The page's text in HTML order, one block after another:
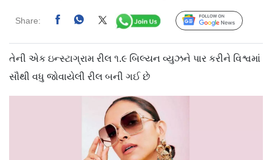
Share: Follow Us
તેની એક ઇન્સ્ટાગ્રામ રીલ ૧.૯ બિલ્યન વ્યુઝને પાર કરીને વિશ્વમાં
સૌથી વધુ જોવાયેલી રીલ બની ગઈ છે